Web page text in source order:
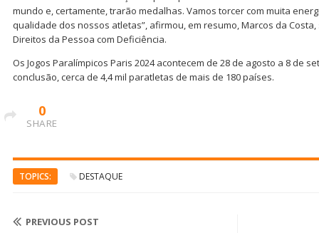
mundo e, certamente, trarão medalhas. Vamos torcer com muita
qualidade dos nossos atletas”, afirmou, em resumo, Marcos da
Direitos da Pessoa com Deficiência.
Os Jogos Paralímpicos Paris 2024 acontecem de 28 de agosto a 8 de
conclusão, cerca de 4,4 mil paratletas de mais de 180 países.
0
SHARE
TOPICS: DESTAQUE
PREVIOUS POST